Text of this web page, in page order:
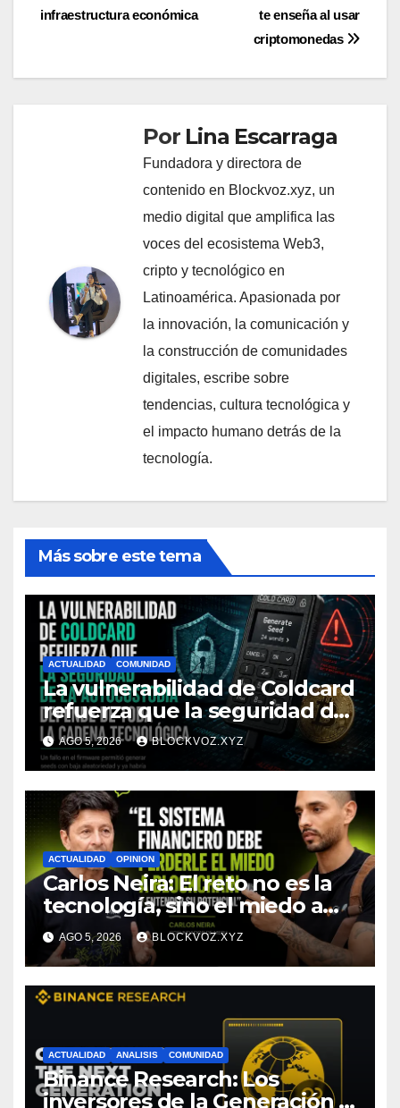
entradas
te enseña al usar
criptomonedas
infraestructura económica
Por Lina Escarraga
Fundadora y directora de
contenido en Blockvoz.xyz, un
medio digital que amplifica las
voces del ecosistema Web3,
cripto y tecnológico en
Latinoamérica. Apasionada por
la innovación, la comunicación y
la construcción de comunidades
digitales, escribe sobre
tendencias, cultura tecnológica y
el impacto humano detrás de la
tecnología.
Más sobre este tema
ACTUALIDAD COMUNIDAD
La vulnerabilidad de Coldcard
refuerza que la seguridad de
la autocustodia depende de
toda la cadena tecnológica,
afirma CoinEx Research
AGO 5, 2026 BLOCKVOZ.XYZ
ACTUALIDAD OPINION
Carlos Neira: El reto no es la
tecnología, sino el miedo a
entenderla
AGO 5, 2026 BLOCKVOZ.XYZ
ACTUALIDAD ANALISIS COMUNIDAD
Binance Research: Los
inversores de la Generación Z